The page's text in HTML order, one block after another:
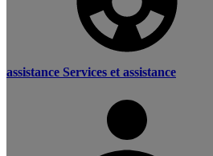
assistance Services et assistance